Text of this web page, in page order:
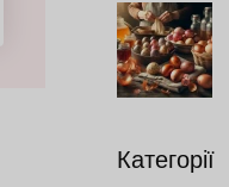
Категорії